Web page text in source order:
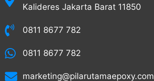
Kalideres Jakarta Barat 11850
0811 8677 782
0811 8677 782
marketing@pilarutamaepoxy.com